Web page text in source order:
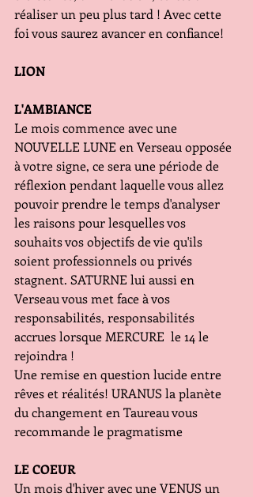
réaliser un peu plus tard ! Avec cette
foi vous saurez avancer en confiance!
LION
L'AMBIANCE
Le mois commence avec une
NOUVELLE LUNE en Verseau opposée
à votre signe, ce sera une période de
réflexion pendant laquelle vous allez
pouvoir prendre le temps d'analyser
les raisons pour lesquelles vos
souhaits vos objectifs de vie qu'ils
soient professionnels ou privés
stagnent. SATURNE lui aussi en
Verseau vous met face à vos
responsabilités, responsabilités
accrues lorsque MERCURE  le 14 le
rejoindra !
Une remise en question lucide entre
rêves et réalités! URANUS la planète
du changement en Taureau vous
recommande le pragmatisme
LE COEUR
Un mois d'hiver avec une VENUS un